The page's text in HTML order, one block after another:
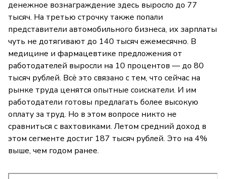
денежное вознаграждение здесь выросло до 77
тысяч. На третью строчку также попали
представители автомобильного бизнеса, их зарплаты
чуть не дотягивают до 140 тысяч ежемесячно. В
медицине и фармацевтике предложения от
работодателей выросли на 10 процентов — до 80
тысяч рублей. Всё это связано с тем, что сейчас на
рынке труда ценятся опытные соискатели. И им
работодатели готовы предлагать более высокую
оплату за труд. Но в этом вопросе никто не
сравниться с вахтовиками. Летом средний доход в
этом сегменте достиг 187 тысяч рублей. Это на 4%
выше, чем годом ранее.